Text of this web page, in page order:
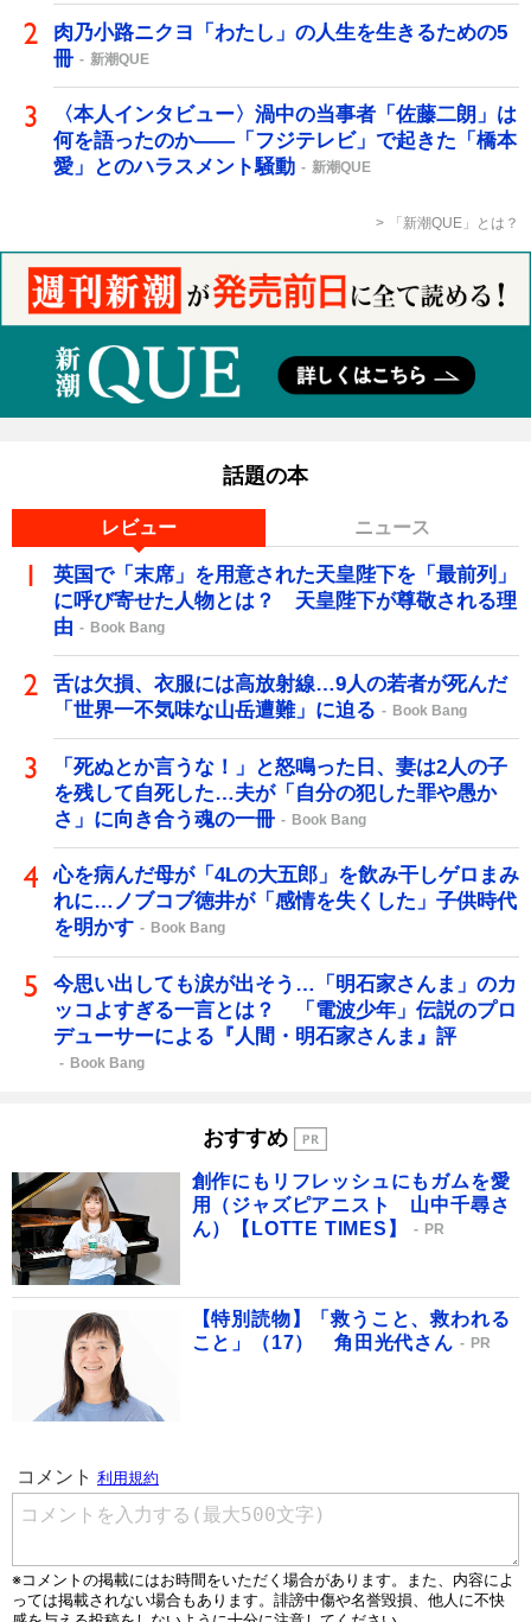
肉乃小路ニクヨ「わたし」の人生を生きるための5
冊
新潮QUE
〈本人インタビュー〉渦中の当事者「佐藤二朗」は
何を語ったのか――「フジテレビ」で起きた「橋本
愛」とのハラスメント騒動
新潮QUE
「新潮QUE」とは？
話題の本
レビュー ニュース
英国で「末席」を用意された天皇陛下を「最前列」
に呼び寄せた人物とは？ 天皇陛下が尊敬される理
由
Book Bang
舌は欠損、衣服には高放射線…9人の若者が死んだ
「世界一不気味な山岳遭難」に迫る
Book Bang
「死ぬとか言うな！」と怒鳴った日、妻は2人の子
を残して自死した…夫が「自分の犯した罪や愚か
さ」に向き合う魂の一冊
Book Bang
心を病んだ母が「4Lの大五郎」を飲み干しゲロまみ
れに…ノブコブ徳井が「感情を失くした」子供時代
を明かす
Book Bang
今思い出しても涙が出そう…「明石家さんま」のカ
ッコよすぎる一言とは？ 「電波少年」伝説のプロ
デューサーによる『人間・明石家さんま』評
Book Bang
おすすめ
創作にもリフレッシュにもガムを愛
用（ジャズピアニスト 山中千尋さ
ん）【LOTTE TIMES】
PR
【特別読物】「救うこと、救われる
こと」（17） 角田光代さん
PR